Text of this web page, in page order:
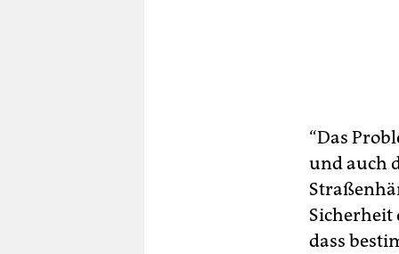
“Das
und auch
Sicherheit
dass